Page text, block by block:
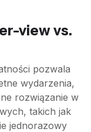
view vs.
pozwala
wydarzenia,
rozwiązanie w
takich jak
jednorazowy